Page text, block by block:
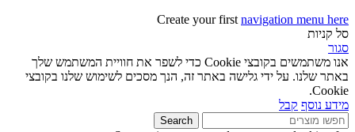
Create your first navigation menu here
סל קניות
סגור
אנו משתמשים בקובצי Cookie כדי לשפר את חוויית המשתמש שלך
באתר שלנו. על ידי גלישה באתר זה, הנך מסכים לשימוש שלנו בקובצי
Cookie.
מידע נוסף קבל
Search